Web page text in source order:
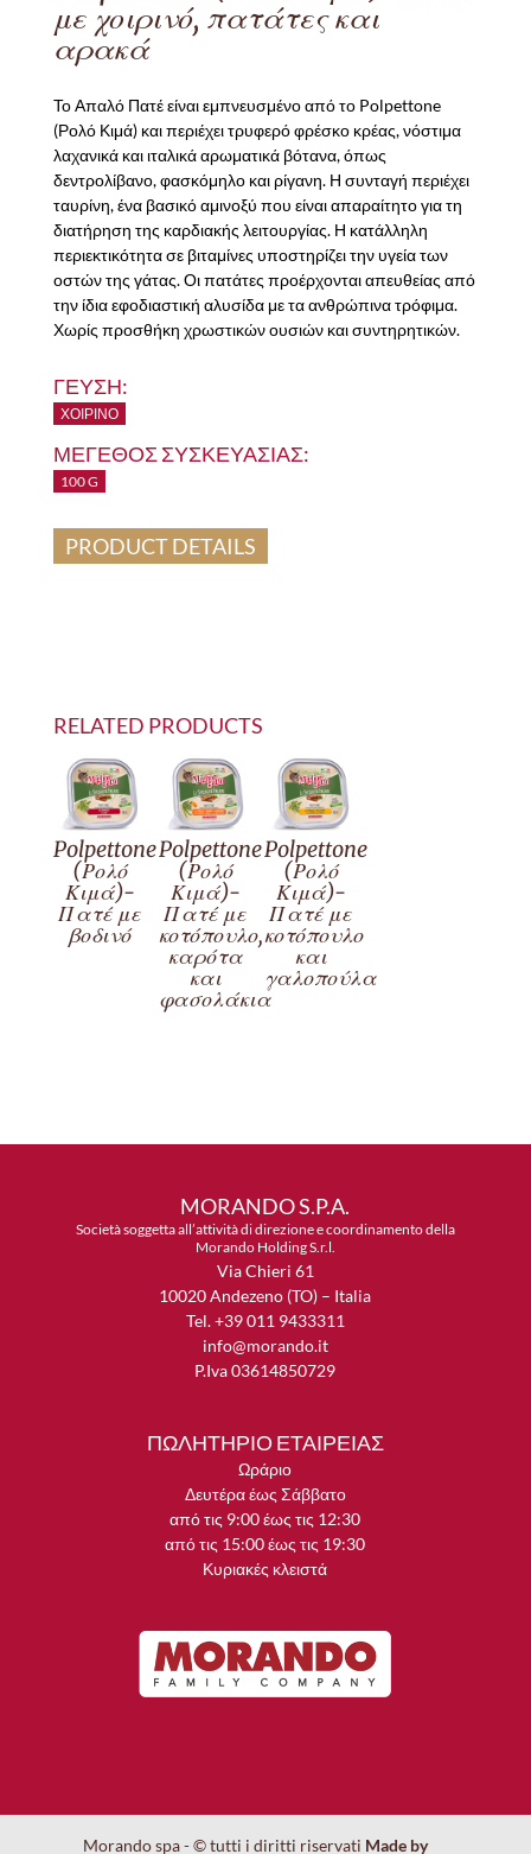
με χοιρινό, πατάτες και
αρακά
Το Απαλό Πατέ είναι εμπνευσμένο από το Polpettone
(Ρολό Κιμά) και περιέχει τρυφερό φρέσκο κρέας, νόστιμα
λαχανικά και ιταλικά αρωματικά βότανα, όπως
δεντρολίβανο, φασκόμηλο και ρίγανη. Η συνταγή περιέχει
ταυρίνη, ένα βασικό αμινοξύ που είναι απαραίτητο για τη
διατήρηση της καρδιακής λειτουργίας. Η κατάλληλη
περιεκτικότητα σε βιταμίνες υποστηρίζει την υγεία των
οστών της γάτας. Οι πατάτες προέρχονται απευθείας από
την ίδια εφοδιαστική αλυσίδα με τα ανθρώπινα τρόφιμα.
Χωρίς προσθήκη χρωστικών ουσιών και συντηρητικών.
ΓΕΥΣΗ:
ΧΟΙΡΙΝΌ
ΜΕΓΕΘΟΣ ΣΥΣΚΕΥΑΣΙΑΣ:
100 G
PRODUCT DETAILS
RELATED PRODUCTS
Polpettone
(Ρολό
Κιμά)-
Πατέ με
βοδινό
Polpettone
(Ρολό
Κιμά)-
Πατέ με
κοτόπουλο,
καρότα
και
φασολάκια
Polpettone
(Ρολό
Κιμά)-
Πατέ με
κοτόπουλο
και
γαλοπούλα
MORANDO S.P.A.
Società soggetta all’attività di direzione e coordinamento della
Morando Holding S.r.l.
Via Chieri 61
10020 Andezeno (TO) – Italia
Tel. +39 011 9433311
info@morando.it
P.Iva 03614850729
ΠΩΛΗΤΗΡΙΟ ΕΤΑΙΡΕΙΑΣ
Ωράριο
Δευτέρα έως Σάββατο
από τις 9:00 έως τις 12:30
από τις 15:00 έως τις 19:30
Κυριακές κλειστά
Morando spa - © tutti i diritti riservati Made by